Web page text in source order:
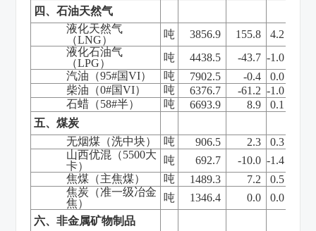
四、石油天然气
液化天然气
（LNG） 吨 3856.9 155.8
4.2
液化石油气
（LPG） 吨 4438.5 -43.7 -1.0
汽油（95#国VI） 吨 7902.5 -0.4
0.0
柴油（0#国VI） 吨 6376.7 -61.2 -1.0
石蜡（58#半） 吨 6693.9 8.9
0.1
五、煤炭
无烟煤（洗中块）
吨 906.5 2.3
0.3
山西优混（5500大
卡）
吨 692.7 -10.0 -1.4
焦煤（主焦煤）
吨 1489.3 7.2
0.5
焦炭（准一级冶金
焦）
吨 1346.4 0.0
0.0
六、非金属矿物制品